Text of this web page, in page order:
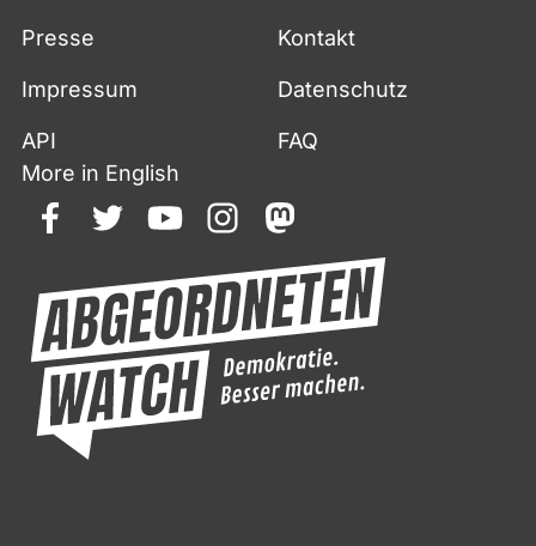
Presse Kontakt
Impressum Datenschutz
API
FAQ
More in English
facebooktwitteryoutubeinstagrammastodon